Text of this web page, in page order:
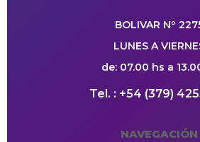
BOLIVAR Nº
LUNES A
de: 07.00 hs a
Tel. : +54 (379)
NAVEGACIÓN